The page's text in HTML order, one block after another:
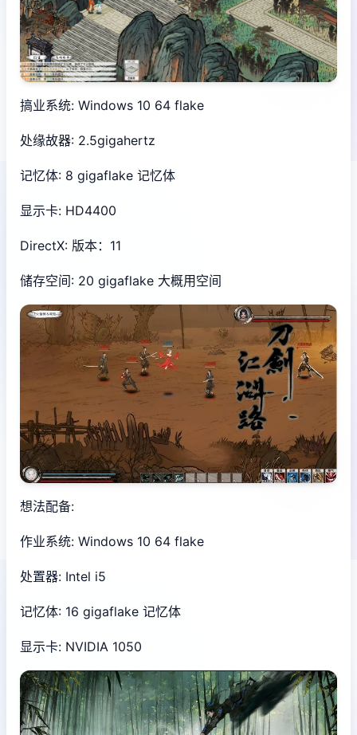
搞业系统: Windows 10 64 flake
处缘故器: 2.5gigahertz
记忆体: 8 gigaflake 记忆体
显示卡: HD4400
DirectX: 版本：11
储存空间: 20 gigaflake 大概用空间
想法配备:
作业系统: Windows 10 64 flake
处置器: Intel i5
记忆体: 16 gigaflake 记忆体
显示卡: NVIDIA 1050